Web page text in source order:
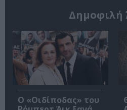
Δημοφιλή
O «Οιδίποδας» του